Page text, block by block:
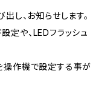
し、お知らせします。
定や、LEDフラッシュ
操作機で設定する事が